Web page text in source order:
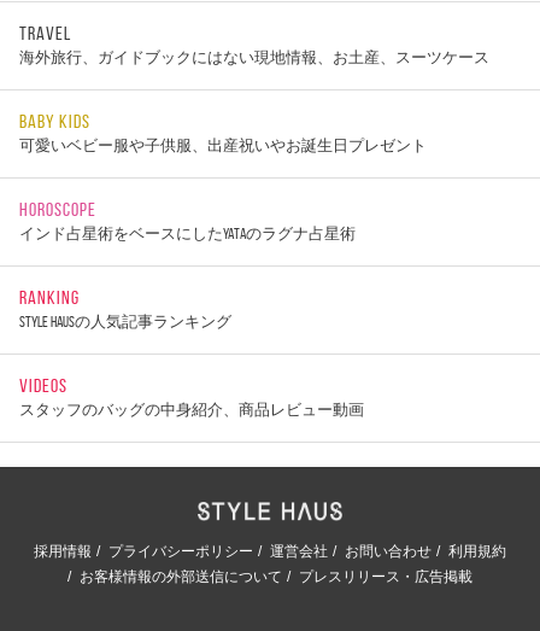
TRAVEL
海外旅行、ガイドブックにはない現地情報、お土産、スーツケース
BABY KIDS
可愛いベビー服や子供服、出産祝いやお誕生日プレゼント
HOROSCOPE
インド占星術をベースにしたYATAのラグナ占星術
RANKING
STYLE HAUSの人気記事ランキング
VIDEOS
スタッフのバッグの中身紹介、商品レビュー動画
採用情報 プライバシーポリシー 運営会社 お問い合わせ
利用規約
お客様情報の外部送信について
プレスリリース・広告掲載